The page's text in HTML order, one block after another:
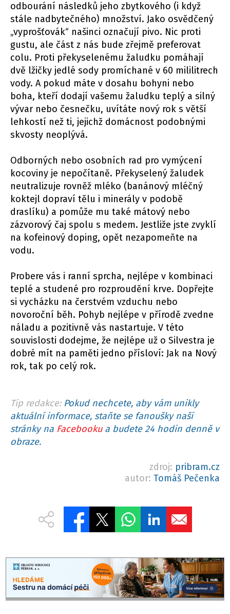
odbourání následků jeho zbytkového (i když
stále nadbytečného) množství. Jako osvědčený
„vyprošťovák“ našinci označují pivo. Nic proti
gustu, ale část z nás bude zřejmě preferovat
colu. Proti překyselenému žaludku pomáhají
dvě lžičky jedlé sody promíchané v 60 mililitrech
vody. A pokud máte v dosahu bohyni nebo
boha, kteří dodají vašemu žaludku teplý a silný
vývar nebo česnečku, uvítáte nový rok s větší
lehkostí než ti, jejichž domácnost podobnými
skvosty neoplývá.
Odborných nebo osobních rad pro vymýcení
kocoviny je nepočítaně. Překyselený žaludek
neutralizuje rovněž mléko (banánový mléčný
koktejl dopraví tělu i minerály v podobě
draslíku) a pomůže mu také mátový nebo
zázvorový čaj spolu s medem. Jestliže jste zvyklí
na kofeinový doping, opět nezapomeňte na
vodu.
Probere vás i ranní sprcha, nejlépe v kombinaci
teplé a studené pro rozproudění krve. Dopřejte
si vycházku na čerstvém vzduchu nebo
novoroční běh. Pohyb nejlépe v přírodě zvedne
náladu a pozitivně vás nastartuje. V této
souvislosti dodejme, že nejlépe už o Silvestra je
dobré mít na paměti jedno přísloví: Jak na Nový
rok, tak po celý rok.
Tip redakce: Pokud nechcete, aby vám unikly
aktuální informace, staňte se fanoušky naší
stránky na Facebookua budete 24 hodin denně v
obraze.
zdroj: pribram.cz
autor: Tomáš Pečenka